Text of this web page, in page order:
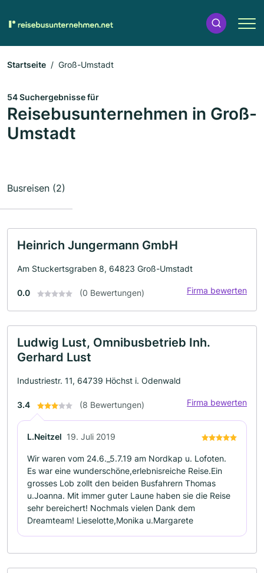
Startseite Groß-Umstadt
54 Suchergebnisse für
Reisebusunternehmen in Groß-
Umstadt
Busreisen (2)
Heinrich Jungermann GmbH
Am Stuckertsgraben 8, 64823 Groß-Umstadt
0.0 (0 Bewertungen) Firma bewerten
Ludwig Lust, Omnibusbetrieb Inh.
Gerhard Lust
Industriestr. 11, 64739 Höchst i. Odenwald
3.4 (8 Bewertungen) Firma bewerten
L.Neitzel 19. Juli 2019
Wir waren vom 24.6._5.7.19 am Nordkap u. Lofoten.
Es war eine wunderschöne,erlebnisreiche Reise.Ein
grosses Lob zollt den beiden Busfahrern Thomas
u.Joanna. Mit immer guter Laune haben sie die Reise
sehr bereichert! Nochmals vielen Dank dem
Dreamteam! Lieselotte,Monika u.Margarete